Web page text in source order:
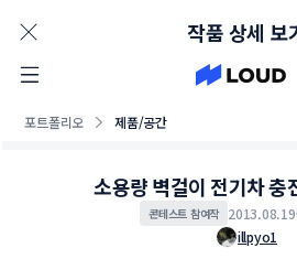
포트폴리오 제품/공간
작품 상세 보
소용량 벽걸이 전기차 충
콘테스트 참여작 2013.08.19
illpyo1